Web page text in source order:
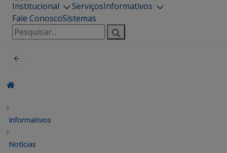
Institucional ServiçosInformativos
Fale ConoscoSistemas
Pesquisar
por:
Informativos
Notícias